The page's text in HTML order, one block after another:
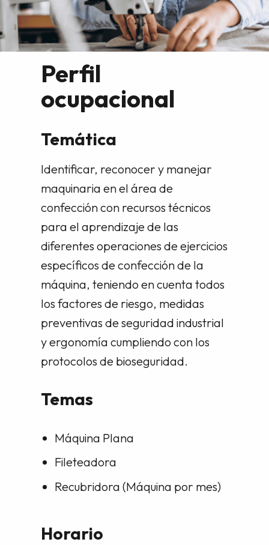
Perfil
ocupacional
Temática
Identificar, reconocer y manejar
maquinaria en el área de
confección con recursos técnicos
para el aprendizaje de las
diferentes operaciones de ejercicios
específicos de confección de la
máquina, teniendo en cuenta todos
los factores de riesgo, medidas
preventivas de seguridad industrial
y ergonomía cumpliendo con los
protocolos de bioseguridad.
Temas
Máquina Plana
Fileteadora
Recubridora (Máquina por mes)
Horario